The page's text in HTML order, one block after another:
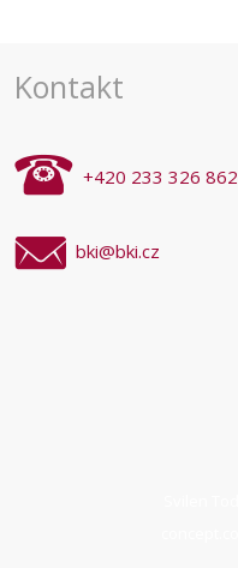
Kontakt
+420 233 326 862
bki@bki.cz